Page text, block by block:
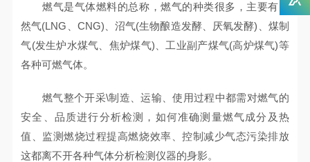
燃气是气体燃料的总称，燃气的种类很多，主要有天
然气(LNG、CNG)、沼气(生物酿造发酵、厌氧发酵)、煤制
气(发生炉水煤气、焦炉煤气)、工业副产煤气(高炉煤气)等
各种可燃气体。
燃气整个开采\制造、运输、使用过程中都需对燃气的
安全、品质进行分析检测，如何准确测量燃气成分及热
值、监测燃烧过程提高燃烧效率、控制减少气态污染排放
这都离不开各种气体分析检测仪器的身影。